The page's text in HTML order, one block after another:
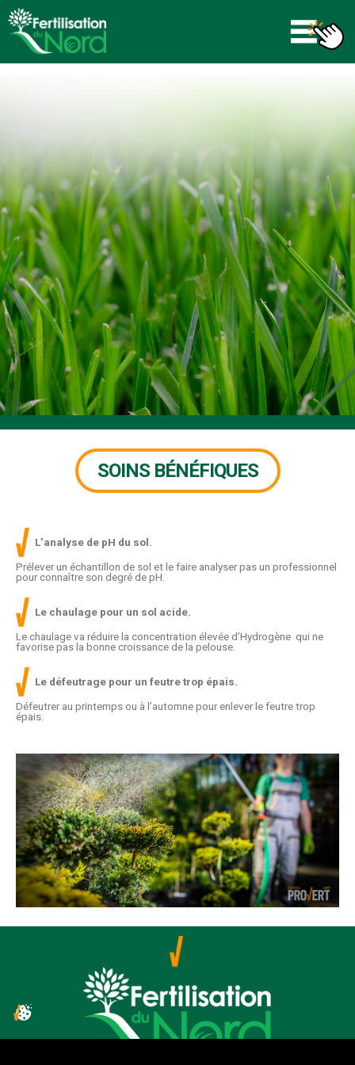
SOINS BÉNÉFIQUES
L’analyse de pH du sol.
Prélever un échantillon de sol et le faire analyser pas un professionnel
pour connaître son degré de pH.
Le chaulage pour un sol acide.
Le chaulage va réduire la concentration élevée d’Hydrogène qui ne
favorise pas la bonne croissance de la pelouse.
Le défeutrage pour un feutre trop épais.
Défeutrer au printemps ou à l’automne pour enlever le feutre trop
épais.